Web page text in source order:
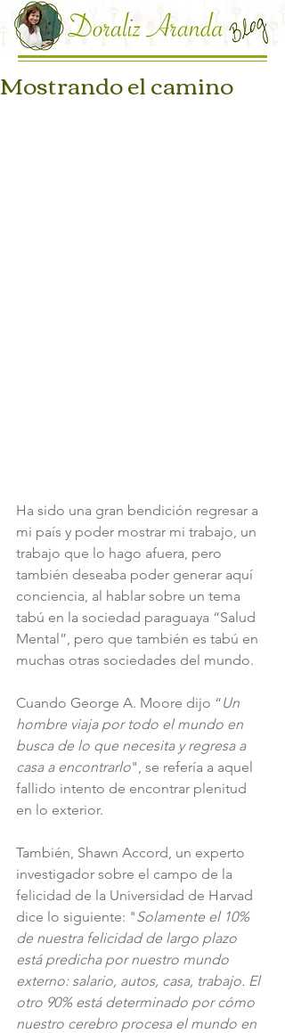
Mostrando el camino
Ha sido una gran bendición regresar a
mi país y poder mostrar mi trabajo, un
trabajo que lo hago afuera, pero
también deseaba poder generar aquí
conciencia, al hablar sobre un tema
tabú en la sociedad paraguaya “Salud
Mental”, pero que también es tabú en
muchas otras sociedades del mundo.
Cuando George A. Moore dijo “Un
hombre viaja por todo el mundo en
busca de lo que necesita y regresa a
casa a encontrarlo", se refería a aquel
fallido intento de encontrar plenitud
en lo exterior.
También, Shawn Accord, un experto
investigador sobre el campo de la
felicidad de la Universidad de Harvad
dice lo siguiente: "Solamente el 10%
de nuestra felicidad de largo plazo
está predicha por nuestro mundo
externo: salario, autos, casa, trabajo. El
otro 90% está determinado por cómo
nuestro cerebro procesa el mundo en